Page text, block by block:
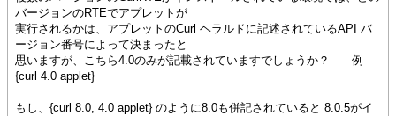
バージョンのRTEでアプレットが
実行されるかは、アプレットのCurl ヘラルドに記述されているAPI バ
ージョン番号によって決まったと
思いますが、こちら4.0のみが記載されていますでしょうか？ 例
{curl 4.0 applet}
もし、{curl 8.0, 4.0 applet} のように8.0も併記されていると 8.0.5がイ